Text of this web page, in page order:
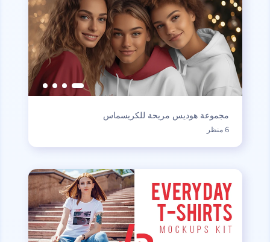
مجموعة هوديس مريحة للكريسماس
6 منظر